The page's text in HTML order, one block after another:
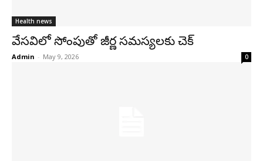
Health news
వేసవిలో సోంపుతో జీర్ణ సమస్యలకు చెక్
Admin - May 9, 2026 0